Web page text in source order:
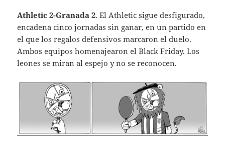
Athletic 2-Granada 2. El Athletic sigue desfigurado,
encadena cinco jornadas sin ganar, en un partido en
el que los regalos defensivos marcaron el duelo.
Ambos equipos homenajearon el Black Friday. Los
leones se miran al espejo y no se reconocen.